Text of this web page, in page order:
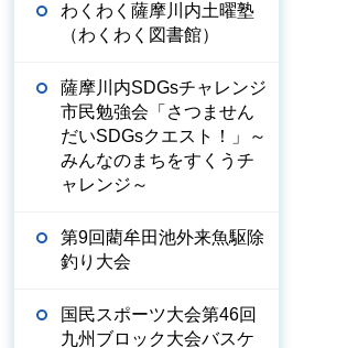
わくわく薩摩川内土曜塾
（わくわく図書館）
薩摩川内SDGsチャレンジ
市民勉強会「さつません
だいSDGsクエスト！」～
みんなのまちをすくうチ
ャレンジ～
第9回藺牟田池外来魚駆除
釣り大会
国民スポーツ大会第46回
九州ブロック大会バスケ